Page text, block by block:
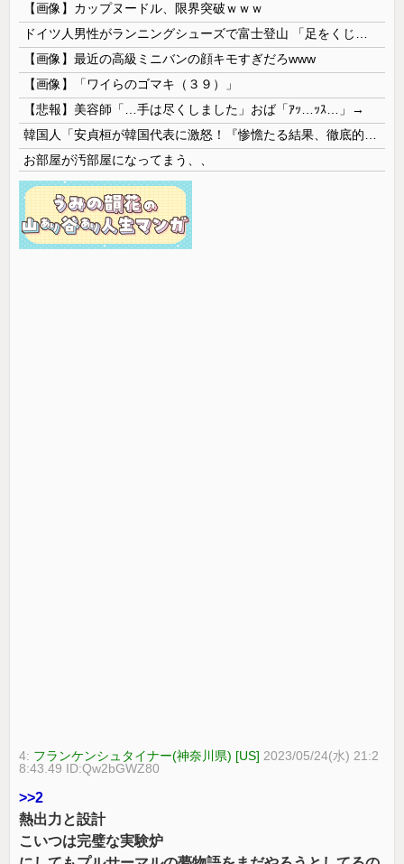
【画像】カップヌードル、限界突破ｗｗｗ
【画像】最近の高級ミニバンの顔キモすぎだろwww
【画像】「ワイらのゴマキ（３９）」
【悲報】美容師「…手は尽くしました」おば「ｱｯ…ｯｽ…」→
お部屋が汚部屋になってまう、、
4: フランケンシュタイナー(神奈川県) [US] 2023/05/24(水) 21:2
8:43.49 ID:Qw2bGWZ80
>>2
熱出力と設計
こいつは完璧な実験炉